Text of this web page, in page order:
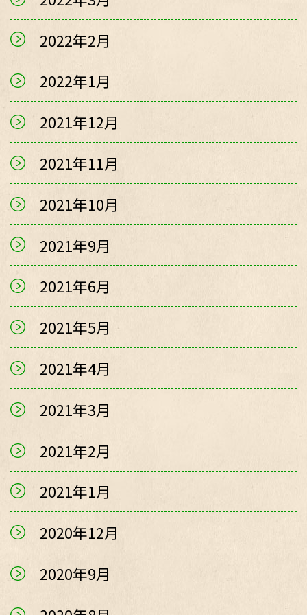
2022年2月
2022年1月
2021年12月
2021年11月
2021年10月
2021年9月
2021年6月
2021年5月
2021年4月
2021年3月
2021年2月
2021年1月
2020年12月
2020年9月